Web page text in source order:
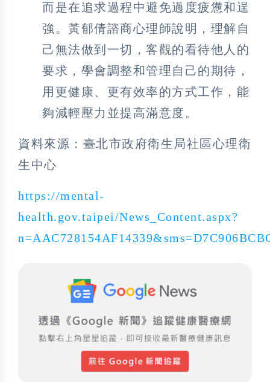
而是在追求過程中避免過度疲憊和逞
強。黃郁倩諮商心理師說明，理解自
己無法做到一切，客觀的看待他人的
要求，學會調整和管理自己的期待，
用更健康、更有效率的方式工作，能
夠減輕壓力並提高滿意度。
資料來源：臺北市政府衛生局社區心理衛
生中心
https://mental-
health.gov.taipei/News_Content.aspx?